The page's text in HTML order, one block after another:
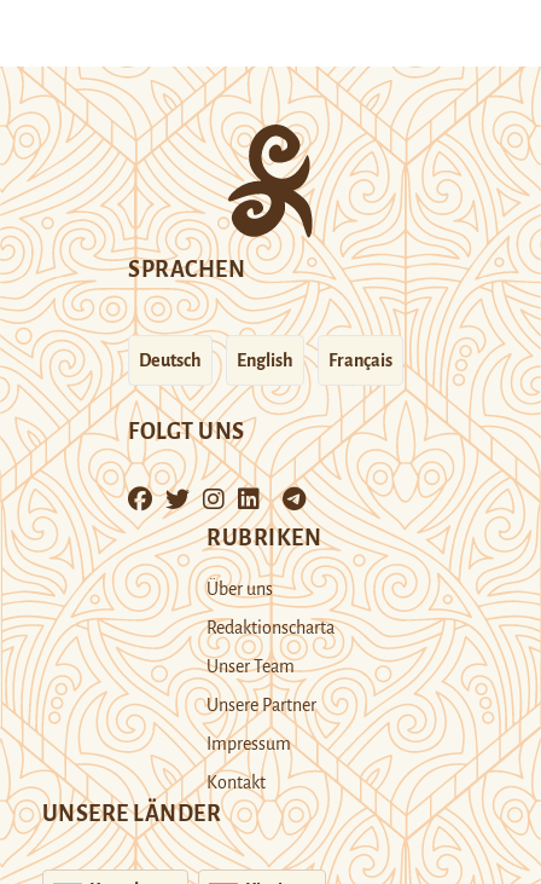
SPRACHEN
Deutsch English Français
FOLGT UNS
RUBRIKEN
Über uns
Redaktionscharta
Unser Team
Unsere Partner
Impressum
Kontakt
UNSERE LÄNDER